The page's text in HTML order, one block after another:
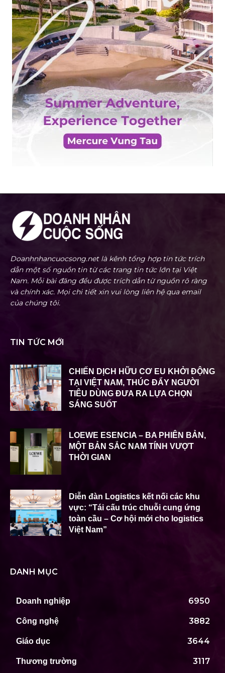
Doanhnhancuocsong.net là kênh tổng hợp tin tức trích
dẫn một số nguồn tin từ các trang tin tức lớn tại Việt
Nam. Mỗi bài đăng đều được trích dẫn từ nguồn rõ ràng
và chính xác. Mọi chi tiết xin vui lòng liên hệ qua email
của chúng tôi.
TIN TỨC MỚI
CHIẾN DỊCH HỮU CƠ EU KHỞI ĐỘNG
TẠI VIỆT NAM, THÚC ĐẨY NGƯỜI
TIÊU DÙNG ĐƯA RA LỰA CHỌN
SÁNG SUỐT
LOEWE ESENCIA – BA PHIÊN BẢN,
MỘT BẢN SẮC NAM TÍNH VƯỢT
THỜI GIAN
Diễn đàn Logistics kết nối các khu
vực: “Tái cấu trúc chuỗi cung ứng
toàn cầu – Cơ hội mới cho logistics
Việt Nam”
DANH MỤC
Doanh nghiệp 6950
Công nghệ 3882
Giáo dục 3644
Thương trường 3117